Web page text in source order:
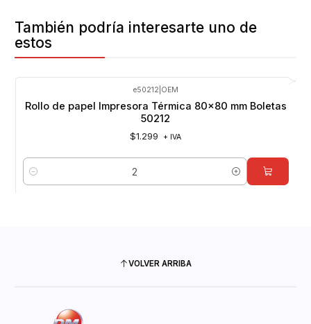
También podría interesarte uno de
estos
e50212 OEM
Rollo de papel Impresora Térmica 80x80 mm Boletas
50212
$1.299 + IVA
Cantidad
VOLVER ARRIBA